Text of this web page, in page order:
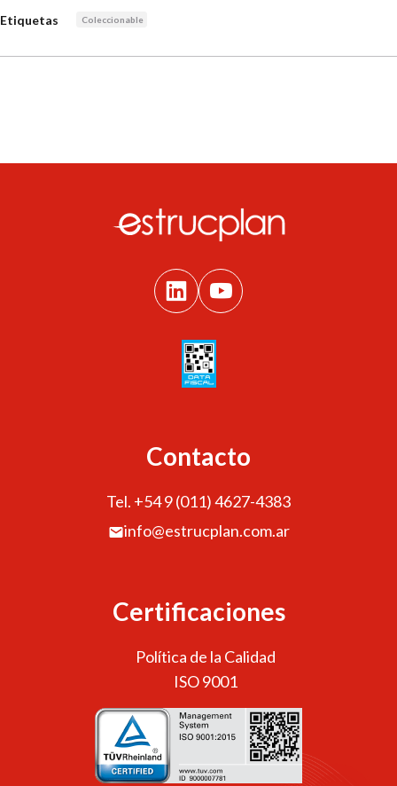
Etiquetas Coleccionable
Contacto
Tel. +54 9 (011) 4627-4383
info@estrucplan.com.ar
Certificaciones
Política de la Calidad
ISO 9001